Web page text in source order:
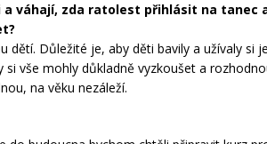
váhají, zda ratolest přihlásit na tanec
dětí. Důležité je, aby děti bavily a užívaly si
vše mohly důkladně vyzkoušet a
na věku nezáleží.